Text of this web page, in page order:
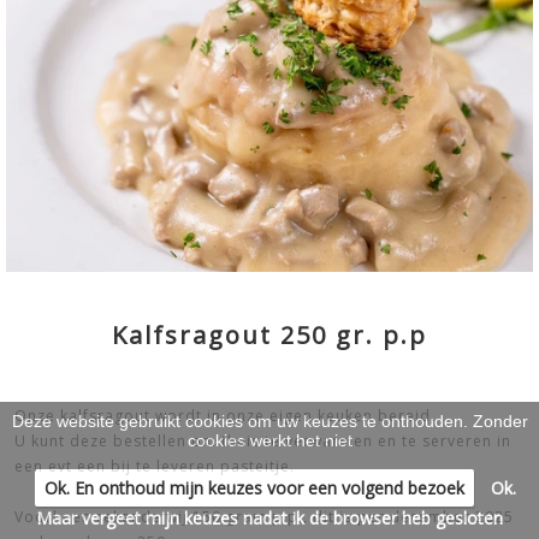
WARME GERECHTEN & KOUDE
SCHOTELS
>
WERKEN & LEREN >
Kalfsragout 250 gr. p.p
Onze kalfsragout wordt in onze eigen keuken bereid.
U kunt deze bestellen om thuis te verwarmen en te serveren in
een evt een bij te leveren pasteitje.
Voorheen rekende wij 150 gram p.p., dit is per december 2025
Deze website gebruikt cookies om uw keuzes te onthouden. Zonder
cookies werkt het niet
Ok. En onthoud mijn keuzes voor een volgend bezoek
Ok.
Maar vergeet mijn keuzes nadat ik de browser heb gesloten